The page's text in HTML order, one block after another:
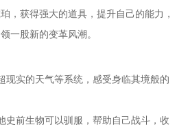
，获得强大的道具，提升自己的能力，
一股新的变革风潮。
现实的天气等系统，感受身临其境般的
史前生物可以驯服，帮助自己战斗，收